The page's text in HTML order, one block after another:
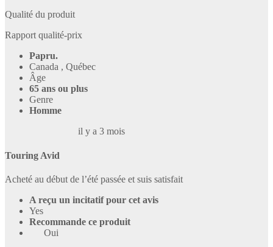
Qualité du produit
Rapport qualité-prix
Papru.
Canada , Québec
Âge
65 ans ou plus
Genre
Homme
il y a 3 mois
Touring Avid
Acheté au début de l’été passée et suis satisfait
A reçu un incitatif pour cet avis
Yes
Recommande ce produit
Oui